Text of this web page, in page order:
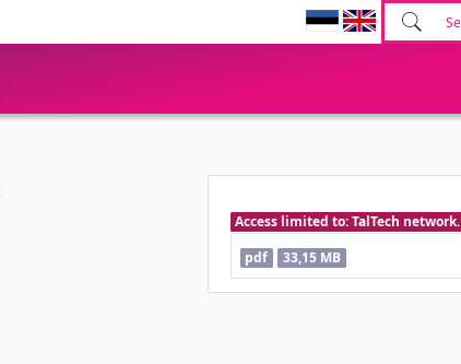
Access limited to: TalTech network.
pdf
33,15 MB